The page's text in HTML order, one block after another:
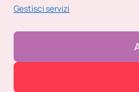
Gestisci servizi
Copyright ©2026